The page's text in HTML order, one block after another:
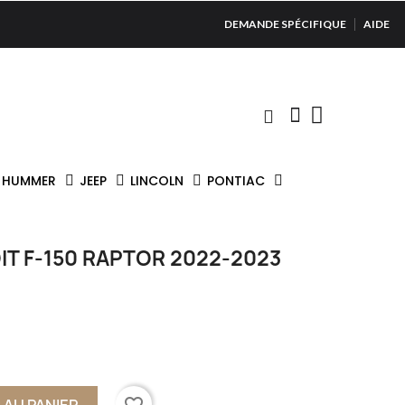
DEMANDE SPÉCIFIQUE AIDE
HUMMER JEEP LINCOLN PONTIAC
F-150 RAPTOR 2022-2023